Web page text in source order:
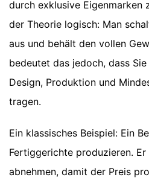
durch exklusive Eigenmarken
der Theorie logisch: Man
aus und behält den vollen
bedeutet das jedoch, dass
Design, Produktion und
tragen.
Ein klassisches Beispiel: Ein
Fertiggerichte produzieren.
abnehmen, damit der Preis